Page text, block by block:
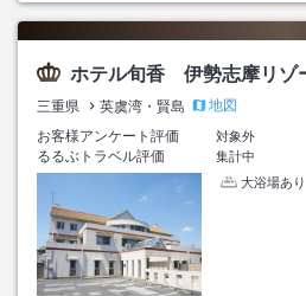
ホテル旬香 伊勢志摩リゾ
三重県 英虞湾・賢島
地図
お客様アンケート評価
対象外
るるぶトラベル評価
集計中
大浴場あり